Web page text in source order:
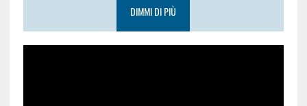
DIMMI DI PIÙ